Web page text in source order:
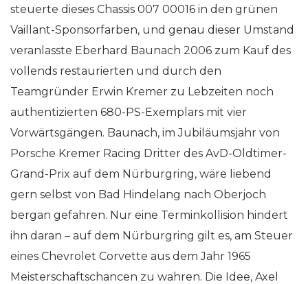
steuerte dieses Chassis 007 00016 in den grünen
Vaillant-Sponsorfarben, und genau dieser Umstand
veranlasste Eberhard Baunach 2006 zum Kauf des
vollends restaurierten und durch den
Teamgründer Erwin Kremer zu Lebzeiten noch
authentizierten 680-PS-Exemplars mit vier
Vorwärtsgängen. Baunach, im Jubiläumsjahr von
Porsche Kremer Racing Dritter des AvD-Oldtimer-
Grand-Prix auf dem Nürburgring, wäre liebend
gern selbst von Bad Hindelang nach Oberjoch
bergan gefahren. Nur eine Terminkollision hindert
ihn daran – auf dem Nürburgring gilt es, am Steuer
eines Chevrolet Corvette aus dem Jahr 1965
Meisterschaftschancen zu wahren. Die Idee, Axel